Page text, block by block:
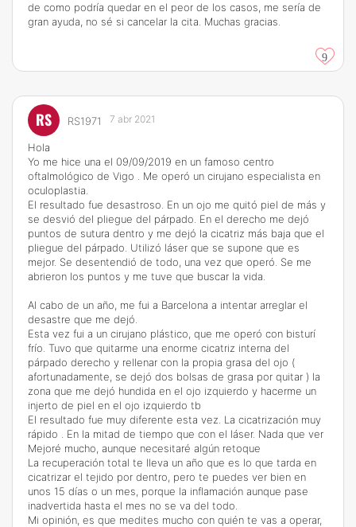
de como podría quedar en el peor de los casos, me sería de
gran ayuda, no sé si cancelar la cita. Muchas gracias.
9
RS RS1971 7 abr 2021
Hola
Yo me hice una el 09/09/2019 en un famoso centro
oftalmológico de Vigo . Me operó un cirujano especialista en
oculoplastia.
El resultado fue desastroso. En un ojo me quitó piel de más y
se desvió del pliegue del párpado. En el derecho me dejó
puntos de sutura dentro y me dejó la cicatriz más baja que el
pliegue del párpado. Utilizó láser que se supone que es
mejor. Se desentendió de todo, una vez que operó. Se me
abrieron los puntos y me tuve que buscar la vida.
Al cabo de un año, me fui a Barcelona a intentar arreglar el
desastre que me dejó.
Esta vez fui a un cirujano plástico, que me operó con bisturí
frío. Tuvo que quitarme una enorme cicatriz interna del
párpado derecho y rellenar con la propia grasa del ojo (
afortunadamente, se dejó dos bolsas de grasa por quitar ) la
zona que me dejó hundida en el ojo izquierdo y hacerme un
injerto de piel en el ojo izquierdo tb
El resultado fue muy diferente esta vez. La cicatrización muy
rápido . En la mitad de tiempo que con el láser. Nada que ver
Mejoré mucho, aunque necesitaré algún retoque
La recuperación total te lleva un año que es lo que tarda en
cicatrizar el tejido por dentro, pero te puedes ver bien en
unos 15 días o un mes, porque la inflamación aunque pase
inadvertida hasta el mes no se va del todo.
Mi opinión, es que medites mucho con quién te vas a operar,